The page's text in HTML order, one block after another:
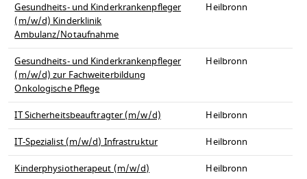
Gesundheits- und Kinderkrankenpfleger
(m/w/d) Kinderklinik
Ambulanz/Notaufnahme
Heilbronn
Gesundheits- und Kinderkrankenpfleger
(m/w/d) zur Fachweiterbildung
Onkologische Pflege
Heilbronn
IT Sicherheitsbeauftragter (m/w/d)
Heilbronn
IT-Spezialist (m/w/d) Infrastruktur
Heilbronn
Kinderphysiotherapeut (m/w/d)
Heilbronn